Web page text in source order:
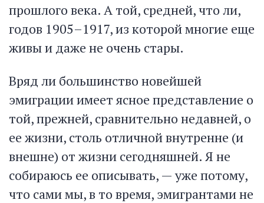
прошлого века. А той, средней, что ли,
годов 1905–1917, из которой многие еще
живы и даже не очень стары.
Вряд ли большинство новейшей
эмиграции имеет ясное представление о
той, прежней, сравнительно недавней, о
ее жизни, столь отличной внутренне (и
внешне) от жизни сегодняшней. Я не
собираюсь ее описывать, — уже потому,
что сами мы, в то время, эмигрантами не